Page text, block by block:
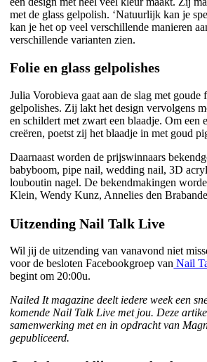
met de glass gelpolish. ‘Natuurlijk kan je
kan je het op veel verschillende manieren
verschillende varianten zien.
Folie en glass gelpolishes
Julia Vorobieva gaat aan de slag met goude
gelpolishes. Zij lakt het design vervolgens
en schildert met zwart een blaadje. Om een
creëren, poetst zij het blaadje in met goud
Daarnaast worden de prijswinnaars
babyboom, pipe nail, wedding nail, 3D
louboutin nagel. De bekendmakingen
Klein, Wendy Kunz, Annelies den
Uitzending Nail Talk Live
Wil jij de uitzending van vanavond niet
voor de besloten Facebookgroep van Nail
begint om 20:00u.
Nailed It magazine deelt iedere week een
komende Nail Talk Live met jou. Deze
samenwerking met en in opdracht van
gepubliceerd.